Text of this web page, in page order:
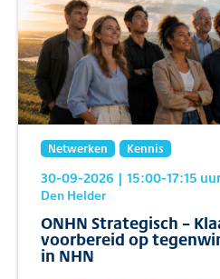
Netwerken Kennis
30-09-2026 | 15:00-17:15
Den Helder
ONHN Strategisch –
voorbereid op
in NHN